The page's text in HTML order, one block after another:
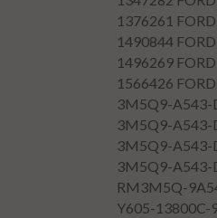
1376261 FORD
1490844 FORD
1496269 FORD
1566426 FORD
3M5Q9-A543-
3M5Q9-A543-
3M5Q9-A543-
3M5Q9-A543-
RM3M5Q-
Y605-13800C-